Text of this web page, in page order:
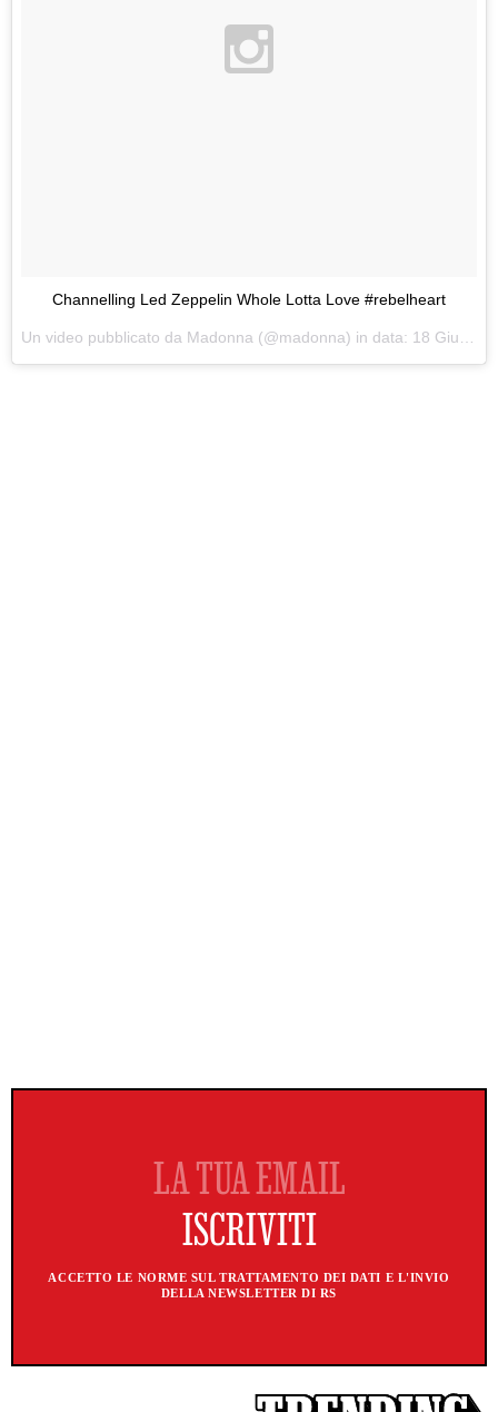
Channelling Led Zeppelin Whole Lotta Love #rebelheart
Un video pubblicato da Madonna (@madonna) in data: 18 Giu 2015 alle ore 22:40 PDT
ACCETTO LE NORME SUL TRATTAMENTO DEI DATI E L'INVIO
DELLA NEWSLETTER DI RS